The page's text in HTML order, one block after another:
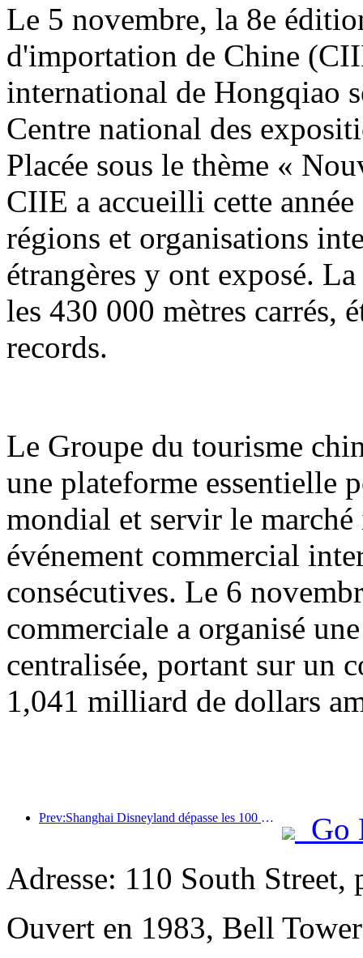
Le 5 novembre, la 8e
d'importation de Chine
international de Hongqiao
Centre national des
Placée sous le thème «
CIIE a accueilli cette
régions et organisations
étrangères y ont exposé.
les 430 000 mètres carrés,
records.
Le Groupe du tourisme
une plateforme essentielle
mondial et servir le
événement commercial
consécutives. Le 6
commerciale a organisé
centralisée, portant sur un
1,041 milliard de dollars
Prev:Shanghai Disneyland dépasse les 100 millions de visiteurs et s'agrandira avec un quatrième hôtel à thème.
Go
Adresse: 110 South Street,
Ouvert en 1983, Bell